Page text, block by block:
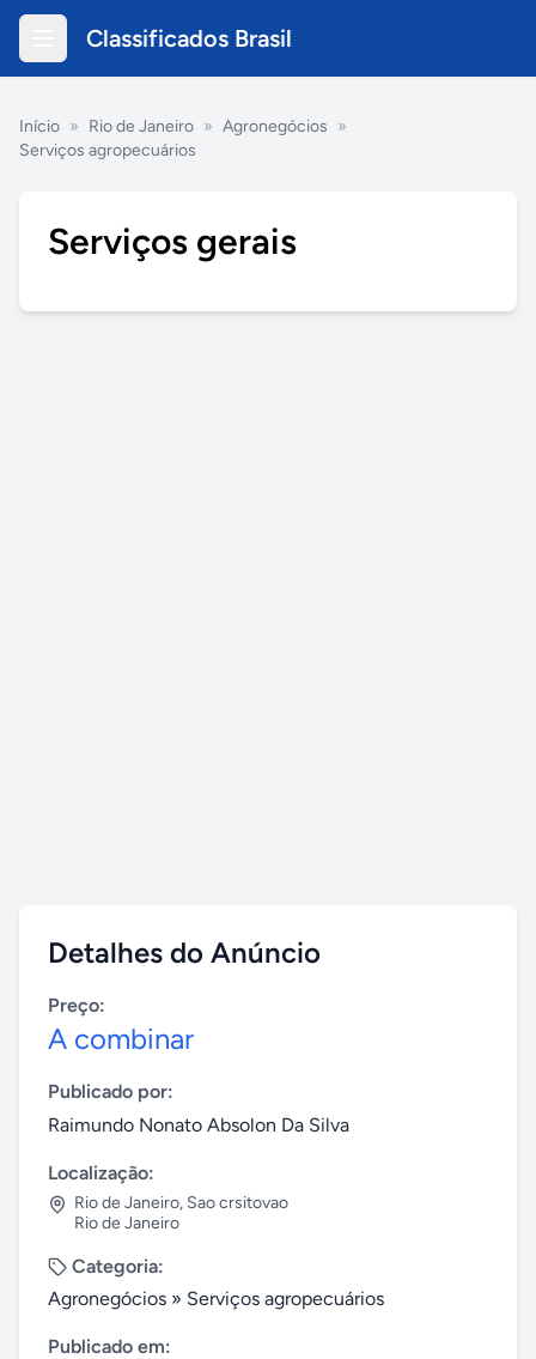
Classificados Brasil
Início » Rio de Janeiro » Agronegócios »
Serviços agropecuários
Serviços gerais
Detalhes do Anúncio
Preço:
A combinar
Publicado por:
Raimundo Nonato Absolon Da Silva
Localização:
Rio de Janeiro, Sao crsitovao
Rio de Janeiro
Categoria:
Agronegócios » Serviços agropecuários
Publicado em: